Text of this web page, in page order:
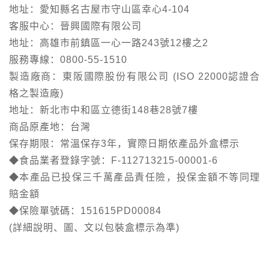
地址：愛知縣名古屋市守山區幸心4-104
客服中心：晉興國際有限公司
地址：高雄市前鎮區一心一路243號12樓之2
服務專線：0800-55-1510
製造廠商：東阪國際股份有限公司 (ISO 22000認證合
格之製造廠)
地址：新北市中和區立德街148巷28號7樓
商品原產地：台灣
保存期限：常溫保存3年，實際日期依產品外盒標示
◆食品業者登錄字號：F-112713215-00001-6
◆本產品已投保三千萬產品責任險，投保金額不等同理
賠金額
◆保險單號碼：151615PD00084
(詳細說明、圖、文以包裝盒標示為準)